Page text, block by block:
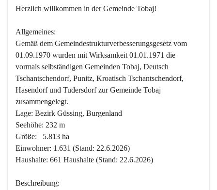
Herzlich willkommen in der Gemeinde Tobaj!
Allgemeines:
Gemäß dem Gemeindestrukturverbesserungsgesetz vom
01.09.1970 wurden mit Wirksamkeit 01.01.1971 die
vormals selbständigen Gemeinden Tobaj, Deutsch
Tschantschendorf, Punitz, Kroatisch Tschantschendorf,
Hasendorf und Tudersdorf zur Gemeinde Tobaj
zusammengelegt.
Lage: Bezirk Güssing, Burgenland
Seehöhe: 232 m
Größe:   5.813 ha
Einwohner: 1.631 (Stand: 22.6.2026)
Haushalte: 661 Haushalte (Stand: 22.6.2026)
Beschreibung: